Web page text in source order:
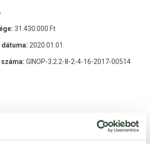
31.430.000 Ft
2020.01.01.
GINOP-3.2.2-8-2-4-16-2017-00514
2013-ban alakult és 2014 márciusában